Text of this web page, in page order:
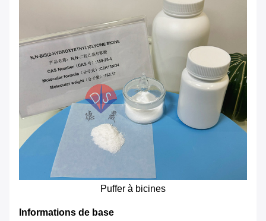
Puffer à bicines
Informations de base